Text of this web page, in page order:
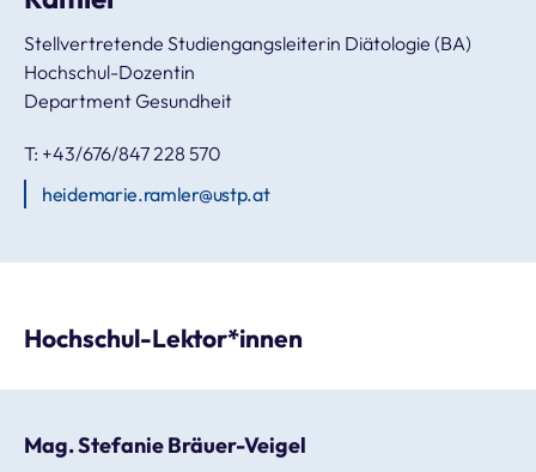
Stellvertretende Studiengangsleiterin Diätologie (BA)
Hochschul-Dozentin
Department Gesundheit
T: +43/676/847 228 570
heidemarie.ramler@ustp.at
Hochschul-Lektor*innen
Mag. Stefanie Bräuer-Veigel